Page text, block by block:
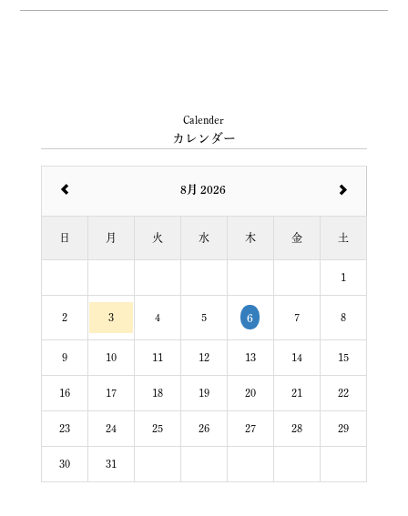
Calender
カレンダー
8月 2026
日 月 火 水 木 金 土
1
2 3 4 5 6 7 8
9 10 11 12 13 14 15
16 17 18 19 20 21 22
23 24 25 26 27 28 29
30 31